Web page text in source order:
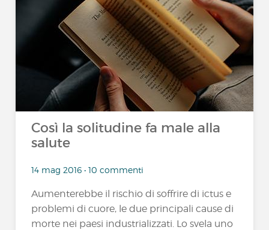
Così la solitudine fa male alla
salute
14 mag 2016 • 10 commenti
Aumenterebbe il rischio di soffrire di ictus e
problemi di cuore, le due principali cause di
morte nei paesi industrializzati. Lo svela uno